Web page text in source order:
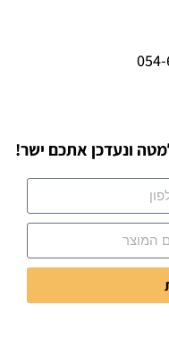
ונעדכן אתכם ישר!